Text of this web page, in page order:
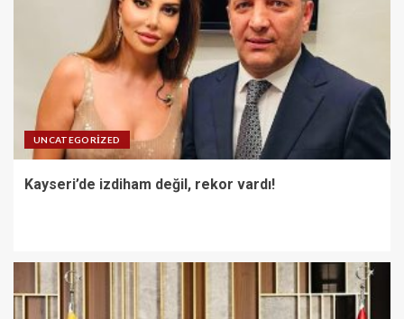
UNCATEGORIZED
Kayseri’de izdiham değil, rekor vardı!